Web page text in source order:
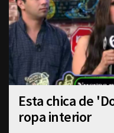
Esta chica de
ropa interior